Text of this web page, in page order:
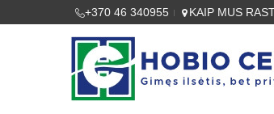
+370 46 340955 KAIP MUS